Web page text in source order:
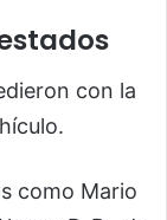
con la
como Mario